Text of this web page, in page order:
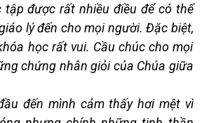
tập được rất nhiều điều để có thể
lý đến cho mọi người. Đặc biệt,
học rất vui. Cầu chúc cho mọi
chứng nhân giỏi của Chúa giữa
đến mình cảm thấy hơi mệt vì